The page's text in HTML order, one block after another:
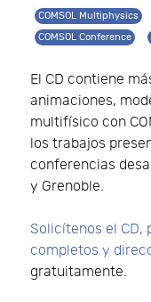
COMSOL Multiphysics
COMSOL Conference
El CD contiene
animaciones,
multifísico con
los trabajos
conferencias
y Grenoble.
Solicítenos el CD,
completos y
gratuitamente.